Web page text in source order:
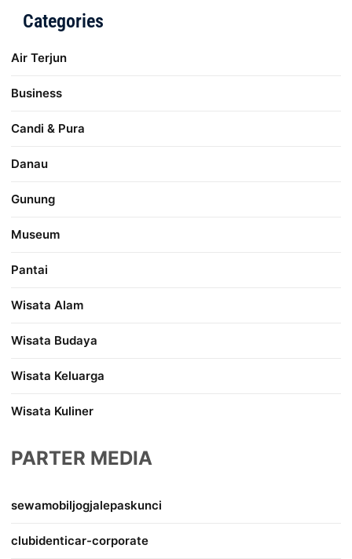
Categories
Air Terjun
Business
Candi & Pura
Danau
Gunung
Museum
Pantai
Wisata Alam
Wisata Budaya
Wisata Keluarga
Wisata Kuliner
PARTER MEDIA
sewamobiljogjalepaskunci
clubidenticar-corporate